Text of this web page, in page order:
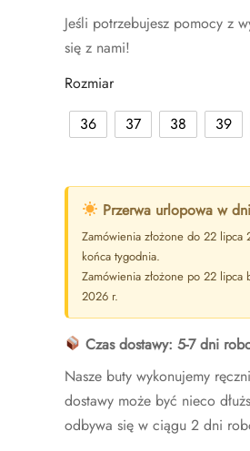
Jeśli potrzebujesz pomocy z
się z nami!
Rozmiar
36
37 38 39
Przerwa urlopowa w
Zamówienia złożone do 22
końca tygodnia.
Zamówienia złożone po 22
2026 r.
Czas dostawy: 5-7 dni
Nasze buty wykonujemy
dostawy może być nieco
odbywa się w ciągu 2 dni